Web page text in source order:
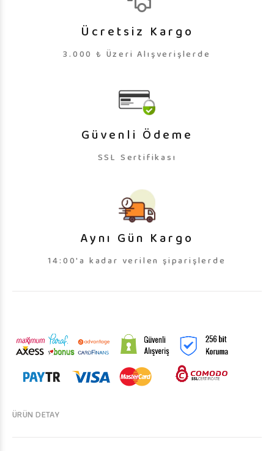
Ücretsiz Kargo
3.000 ₺ Üzeri Alışverişlerde
Güvenli Ödeme
SSL Sertifikası
Aynı Gün Kargo
14:00'a kadar verilen şiparişlerde
ÜRÜN DETAY